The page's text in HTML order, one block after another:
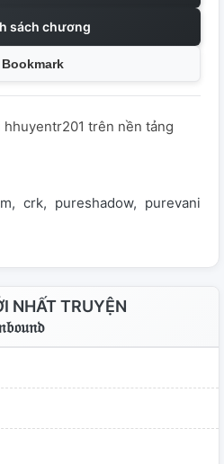
sách chương
Bookmark
trên nền tảng
crk pureshadow
NHẤT TRUYỆN